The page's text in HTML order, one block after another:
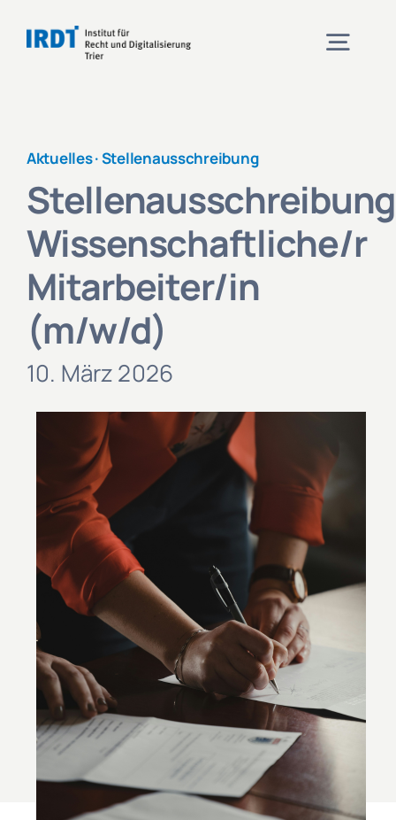
Inhalt
Veranstaltungen
Projekte
Kontakt und Anfahrt
Aktuelles ·Stellenausschreibung
Stellenausschreibung
Wissenschaftliche/r
Mitarbeiter/in
(m/w/d)
10. März 2026